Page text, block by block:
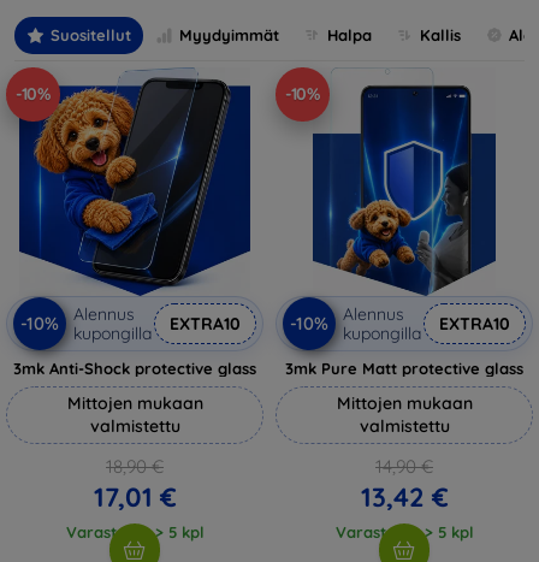
Suositellut Myydyimmät Halpa Kallis
-10%
-10%
Alennus
kupongilla
EXTRA10
3mk Anti-Shock protective glass
Mittojen mukaan
valmistettu
18,90 €
17,01 €
Varastossa > 5 kpl
-10%
-10%
Alennus
kupongilla
EXTRA10
3mk Pure Matt protective glass
Mittojen mukaan
valmistettu
14,90 €
13,42 €
Varastossa > 5 kpl